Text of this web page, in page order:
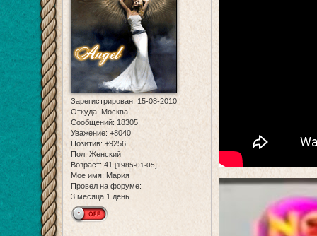
Зарегистрирован: 15-08-2010
Откуда: Москва
Сообщений: 18305
Уважение: +8040
Позитив: +9256
Пол: Женский
Возраст: 41 [1985-01-05]
Мое имя: Мария
Провел на форуме:
3 месяца 1 день